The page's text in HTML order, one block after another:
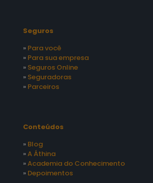
Seguros
» Para você
» Para sua empresa
» Seguros Online
» Seguradoras
» Parceiros
Conteúdos
» Blog
»A Áthina
»Academia do Conhecimento
» Depoimentos